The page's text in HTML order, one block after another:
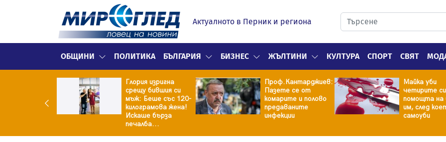
Актуалното в Перник и региона
ОБЩИНИ ПОЛИТИКА БЪЛГАРИЯ БИЗНЕС ЖЪЛТИНИ КУЛТУРА СПОРТ СВЯТ
Глория изригна
срещу бившия си
мъж: Беше със 120-
килограмова жена!
Искаше бърза
печалба...
Проф.Кантарджиев:
Пазете се от
комарите и полово
предаваните
инфекции
Майка уби
четирите
помощта на
им, след
самоуби